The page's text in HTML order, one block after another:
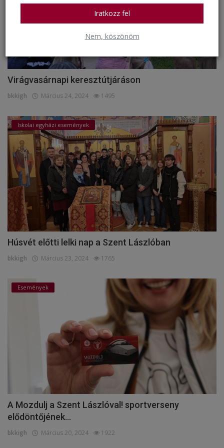
Iratkozz fel
Nem, köszönöm
Virágvasárnapi keresztútjáráson
bkkigh Március 24, 2024 1495
Iskolai egyházi események
Húsvét előtti lelki nap a Szent Lászlóban
bkkigh Március 23, 2024 1765
Események
A Mozdulj a Szent Lászlóval! sportverseny
elődöntőjének...
bkkigh Március 20, 2024 1922